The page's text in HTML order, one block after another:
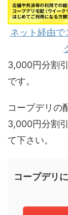
ネット経由で
3,000円分割
です。
コープデリの
3,000円分割
て下さい。
コープデリ